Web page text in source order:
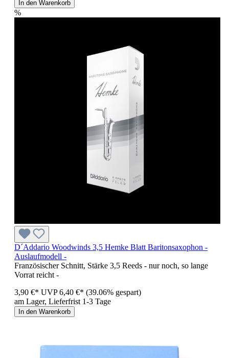
In den Warenkorb
%
D´Addario Woodwinds 3,5 Hemke Blatt Baritonsaxophon -
Auslaufmodell -
Französischer Schnitt, Stärke 3,5 Reeds - nur noch, so lange
Vorrat reicht -
3,90 €* UVP6,40 €* (39.06% gespart)
am Lager, Lieferfrist 1-3 Tage
In den Warenkorb